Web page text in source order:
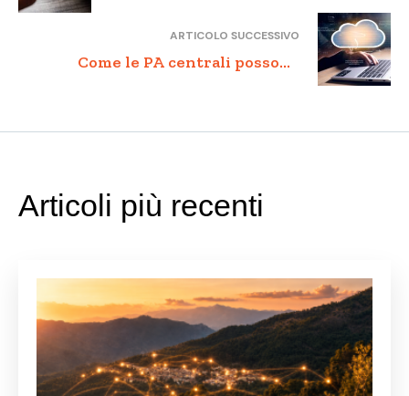
innovazione e riduzione e-waste
ARTICOLO SUCCESSIVO
Come le PA centrali possono
Articoli più recenti